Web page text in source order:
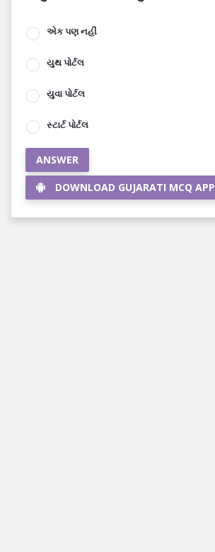
એક પણ નહીં
યુથ પોર્ટલ
યુવા પોર્ટલ
સ્ટાર્ટ પોર્ટલ
ANSWER
DOWNLOAD GUJARATI MCQ APP